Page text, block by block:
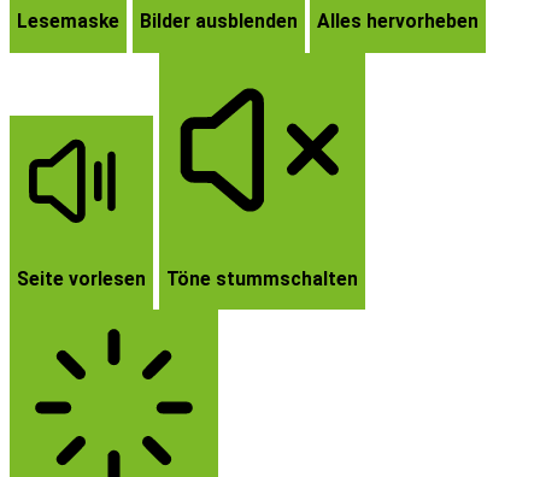
Lesemaske Bilder ausblenden Alles hervorheben
Seite vorlesen Töne stummschalten